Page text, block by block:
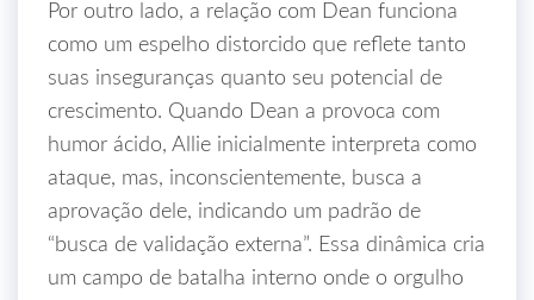
Por outro lado, a relação com Dean funciona
como um espelho distorcido que reflete tanto
suas inseguranças quanto seu potencial de
crescimento. Quando Dean a provoca com
humor ácido, Allie inicialmente interpreta como
ataque, mas, inconscientemente, busca a
aprovação dele, indicando um padrão de
“busca de validação externa”. Essa dinâmica cria
um campo de batalha interno onde o orgulho